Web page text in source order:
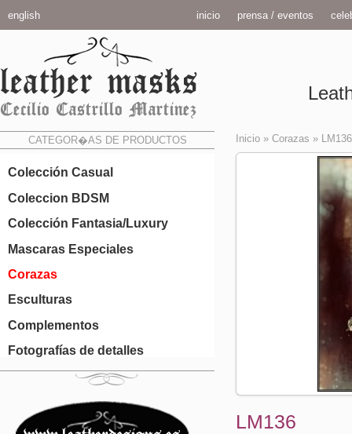
english inicio prensa / eventos
CATEGOR�AS DE PRODUCTOS
Colección Casual
Coleccion BDSM
Colección Fantasia/Luxury
Mascaras Especiales
Corazas
Esculturas
Complementos
Fotografías de detalles
Inicio » Corazas » LM136
LM136